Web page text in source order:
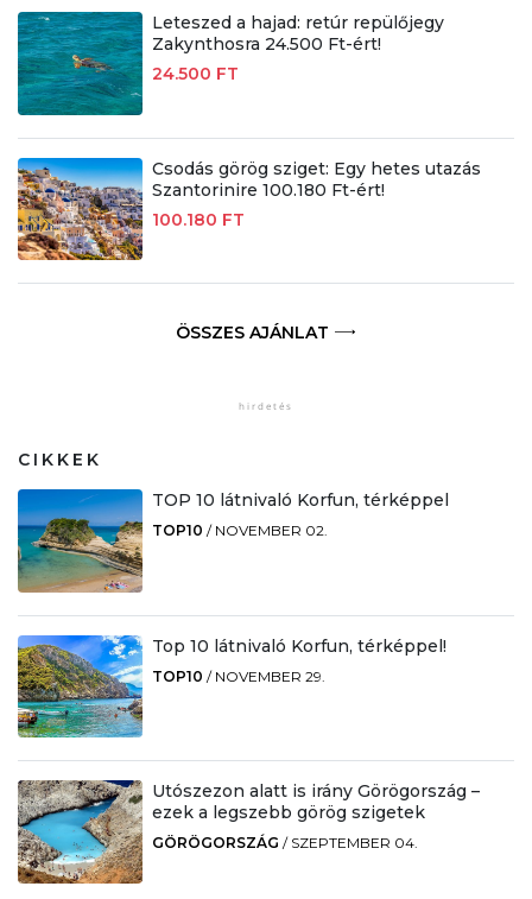
Leteszed a hajad: retúr repülőjegy
Zakynthosra 24.500 Ft-ért!
24.500 FT
Csodás görög sziget: Egy hetes utazás
Szantorinire 100.180 Ft-ért!
100.180 FT
ÖSSZES AJÁNLAT
CIKKEK
TOP 10 látnivaló Korfun, térképpel
TOP10 / NOVEMBER 02.
Top 10 látnivaló Korfun, térképpel!
TOP10 / NOVEMBER 29.
Utószezon alatt is irány Görögország –
ezek a legszebb görög szigetek
GÖRÖGORSZÁG / SZEPTEMBER 04.